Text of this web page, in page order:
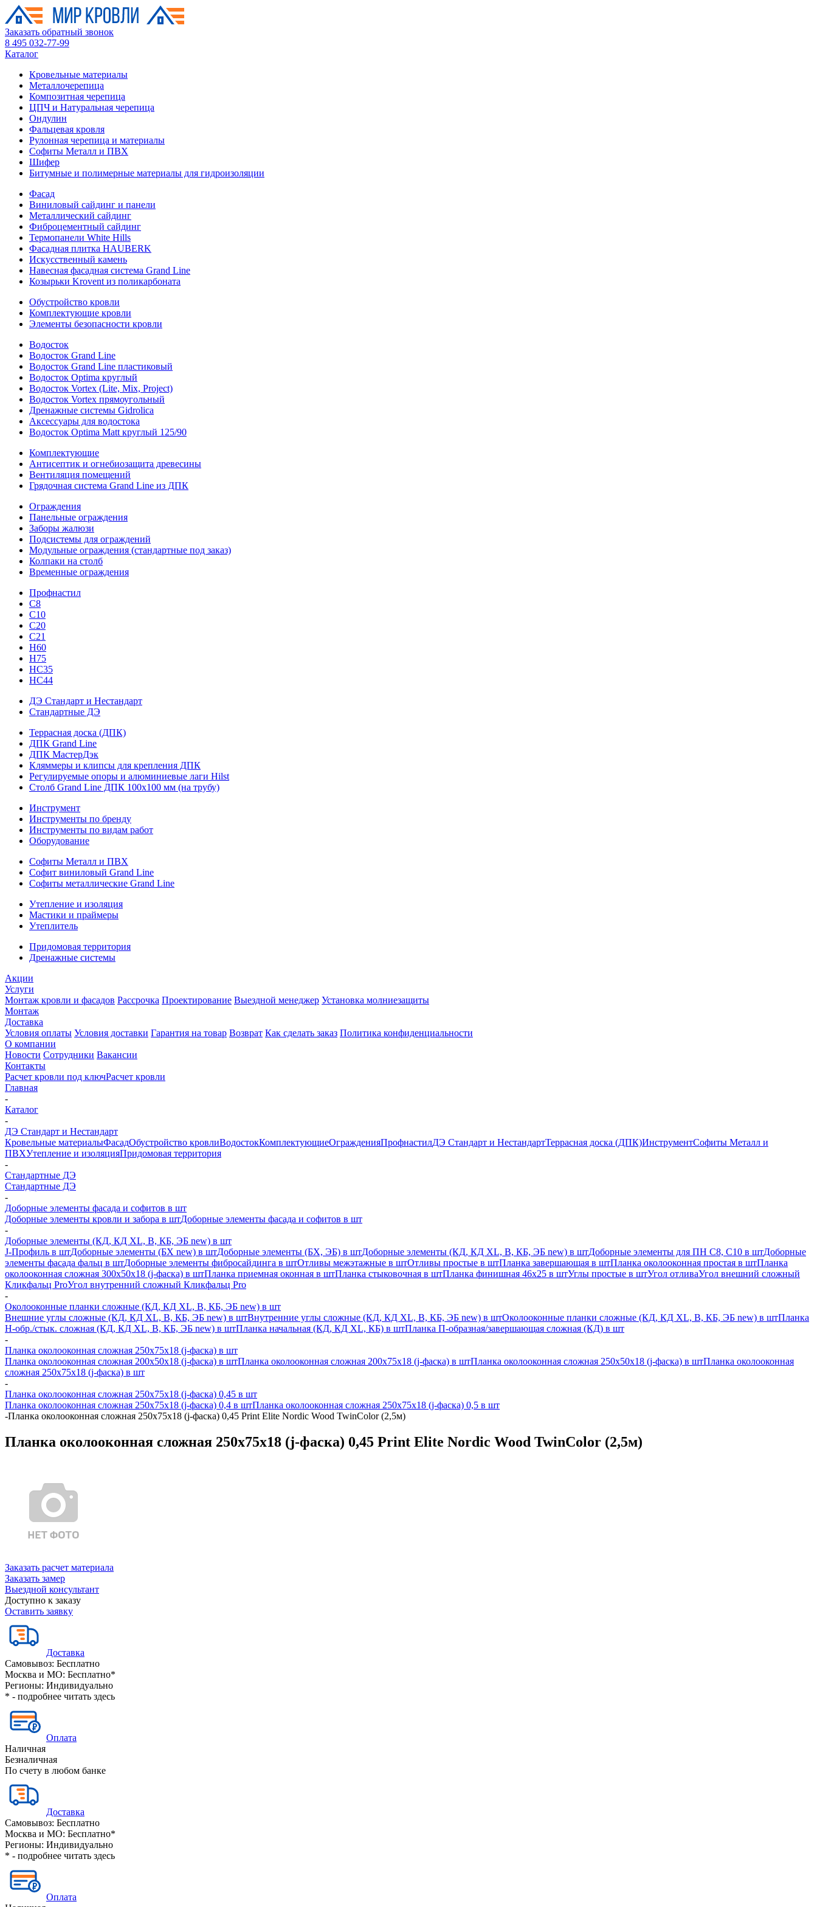
Заказать обратный звонок
8 495 032-77-99
Каталог
Кровельные материалы
Металлочерепица
Композитная черепица
ЦПЧ и Натуральная черепица
Ондулин
Фальцевая кровля
Рулонная черепица и материалы
Софиты Металл и ПВХ
Шифер
Битумные и полимерные материалы для гидроизоляции
Фасад
Виниловый сайдинг и панели
Металлический сайдинг
Фиброцементный сайдинг
Термопанели White Hills
Фасадная плитка HAUBERK
Искусственный камень
Навесная фасадная система Grand Line
Козырьки Krovent из поликарбоната
Обустройство кровли
Комплектующие кровли
Элементы безопасности кровли
Водосток
Водосток Grand Line
Водосток Grand Line пластиковый
Водосток Optima круглый
Водосток Vortex (Lite, Mix, Project)
Водосток Vortex прямоугольный
Дренажные системы Gidrolica
Аксессуары для водостока
Водосток Optima Matt круглый 125/90
Комплектующие
Антисептик и огнебиозащита древесины
Вентиляция помещений
Грядочная система Grand Line из ДПК
Ограждения
Панельные ограждения
Заборы жалюзи
Подсистемы для ограждений
Модульные ограждения (стандартные под заказ)
Колпаки на столб
Временные ограждения
Профнастил
С8
С10
С20
С21
H60
H75
HС35
НС44
ДЭ Стандарт и Нестандарт
Стандартные ДЭ
Террасная доска (ДПК)
ДПК Grand Line
ДПК МастерДэк
Кляммеры и клипсы для крепления ДПК
Регулируемые опоры и алюминиевые лаги Hilst
Столб Grand Line ДПК 100х100 мм (на трубу)
Инструмент
Инструменты по бренду
Инструменты по видам работ
Оборудование
Софиты Металл и ПВХ
Софит виниловый Grand Line
Софиты металлические Grand Line
Утепление и изоляция
Мастики и праймеры
Утеплитель
Придомовая территория
Дренажные системы
Акции
Услуги
Монтаж кровли и фасадов Рассрочка Проектирование Выездной менеджер Установка молниезащиты
Монтаж
Доставка
Условия оплаты Условия доставки Гарантия на товар Возврат Как сделать заказ Политика конфиденциальности
О компании
Новости Сотрудники Вакансии
Контакты
Расчет кровли под ключРасчет кровли
Главная
-
Каталог
-
ДЭ Стандарт и Нестандарт
Кровельные материалыФасадОбустройство кровлиВодостокКомплектующиеОгражденияПрофнастилДЭ Стандарт и НестандартТеррасная доска (ДПК)ИнструментСофиты Металл и
ПВХУтепление и изоляцияПридомовая территория
-
Стандартные ДЭ
Стандартные ДЭ
-
Доборные элементы фасада и софитов в шт
Доборные элементы кровли и забора в штДоборные элементы фасада и софитов в шт
-
Доборные элементы (КД, КД XL, В, КБ, ЭБ new) в шт
J-Профиль в штДоборные элементы (БХ new) в штДоборные элементы (БХ, ЭБ) в штДоборные элементы (КД, КД XL, В, КБ, ЭБ new) в штДоборные элементы для ПН С8, С10 в штДоборные
элементы фасада фальц в штДоборные элементы фибросайдинга в штОтливы межэтажные в штОтливы простые в штПланка завершающая в штПланка околооконная простая в штПланка
околооконная сложная 300х50х18 (j-фаска) в штПланка приемная оконная в штПланка стыковочная в штПланка финишная 46х25 в штУглы простые в штУгол отливаУгол внешний сложный
Кликфальц ProУгол внутренний сложный Кликфальц Pro
-
Околооконные планки сложные (КД, КД XL, В, КБ, ЭБ new) в шт
Внешние углы сложные (КД, КД XL, В, КБ, ЭБ new) в штВнутренние углы сложные (КД, КД XL, В, КБ, ЭБ new) в штОколооконные планки сложные (КД, КД XL, В, КБ, ЭБ new) в штПланка
H-обр./стык. сложная (КД, КД XL, В, КБ, ЭБ new) в штПланка начальная (КД, КД XL, КБ) в штПланка П-образная/завершающая сложная (КД) в шт
-
Планка околооконная сложная 250х75х18 (j-фаска) в шт
Планка околооконная сложная 200х50х18 (j-фаска) в штПланка околооконная сложная 200х75х18 (j-фаска) в штПланка околооконная сложная 250х50х18 (j-фаска) в штПланка околооконная
сложная 250х75х18 (j-фаска) в шт
-
Планка околооконная сложная 250х75х18 (j-фаска) 0,45 в шт
Планка околооконная сложная 250х75х18 (j-фаска) 0,4 в штПланка околооконная сложная 250х75х18 (j-фаска) 0,5 в шт
-Планка околооконная сложная 250х75х18 (j-фаска) 0,45 Print Elite Nordic Wood TwinColor (2,5м)
Планка околооконная сложная 250х75х18 (j-фаска) 0,45 Print Elite Nordic Wood TwinColor (2,5м)
Заказать расчет материала
Заказать замер
Выездной консультант
Доступно к заказу
Оставить заявку
Доставка
Самовывоз: Бесплатно
Москва и МО: Бесплатно*
Регионы: Индивидуально
* - подробнее читать здесь
Оплата
Наличная
Безналичная
По счету в любом банке
Доставка
Самовывоз: Бесплатно
Москва и МО: Бесплатно*
Регионы: Индивидуально
* - подробнее читать здесь
Оплата